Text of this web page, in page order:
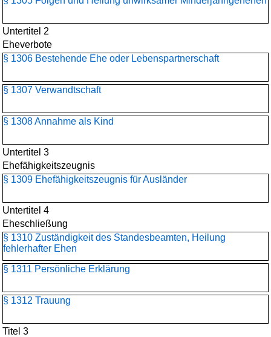
Untertitel 2
Eheverbote
§ 1306 Bestehende Ehe oder Lebenspartnerschaft
§ 1307 Verwandtschaft
§ 1308 Annahme als Kind
Untertitel 3
Ehefähigkeitszeugnis
§ 1309 Ehefähigkeitszeugnis für Ausländer
Untertitel 4
Eheschließung
§ 1310 Zuständigkeit des Standesbeamten, Heilung
fehlerhafter Ehen
§ 1311 Persönliche Erklärung
§ 1312 Trauung
Titel 3